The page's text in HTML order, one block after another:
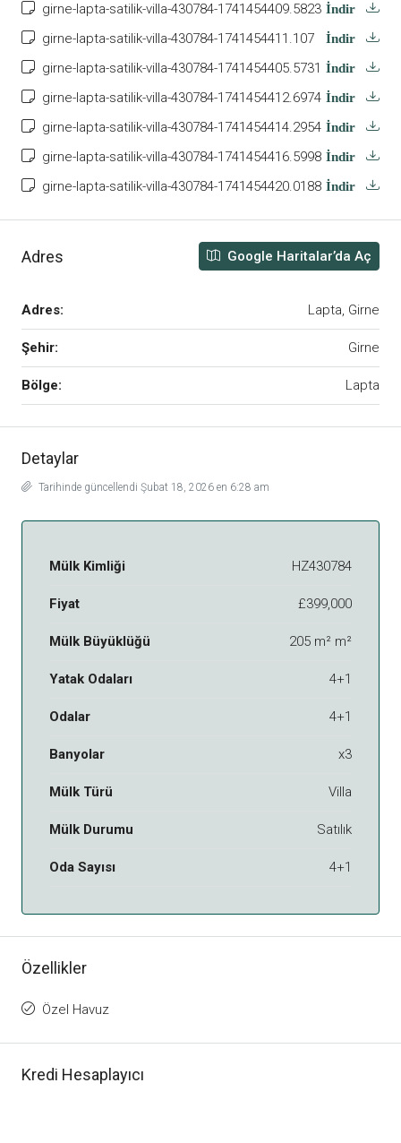
girne-lapta-satilik-villa-430784-1741454409.5823 İndir
girne-lapta-satilik-villa-430784-1741454411.107 İndir
girne-lapta-satilik-villa-430784-1741454405.5731 İndir
girne-lapta-satilik-villa-430784-1741454412.6974 İndir
girne-lapta-satilik-villa-430784-1741454414.2954 İndir
girne-lapta-satilik-villa-430784-1741454416.5998 İndir
girne-lapta-satilik-villa-430784-1741454420.0188 İndir
Adres Google Haritalar’da Aç
Adres: Lapta, Girne
Şehir: Girne
Bölge: Lapta
Detaylar
Tarihinde güncellendi Şubat 18, 2026 en 6:28 am
Mülk Kimliği HZ430784
Fiyat £399,000
Mülk Büyüklüğü 205 m² m²
Yatak Odaları 4+1
Odalar 4+1
Banyolar x3
Mülk Türü Villa
Mülk Durumu Satılık
Oda Sayısı 4+1
Özellikler
Özel Havuz
Kredi Hesaplayıcı